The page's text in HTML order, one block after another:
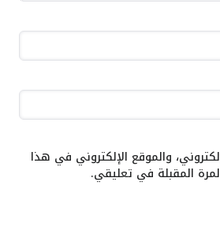
والموقع الإلكتروني في هذا
المقبلة في تعليقي.